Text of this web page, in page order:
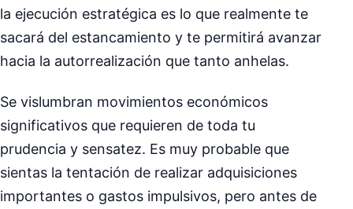
la ejecución estratégica es lo que realmente te
sacará del estancamiento y te permitirá avanzar
hacia la autorrealización que tanto anhelas.
Se vislumbran movimientos económicos
significativos que requieren de toda tu
prudencia y sensatez. Es muy probable que
sientas la tentación de realizar adquisiciones
importantes o gastos impulsivos, pero antes de